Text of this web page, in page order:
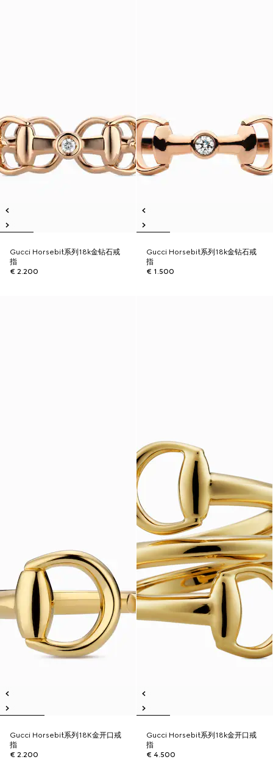
Gucci Horsebit系列18k金钻石戒
指
€ 2.200
Gucci Horsebit系列18k金钻石戒
指
€ 1.500
Gucci Horsebit系列18K金开口戒
指
€ 2.200
Gucci Horsebit系列18k金开口戒
指
€ 4.500